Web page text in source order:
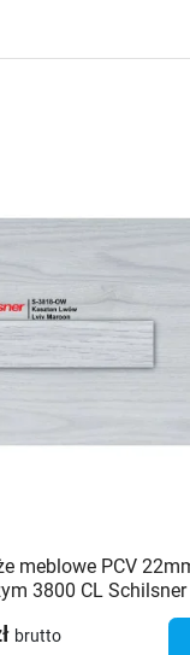
meblowe PCV
3800 CL Schilsner
brutto